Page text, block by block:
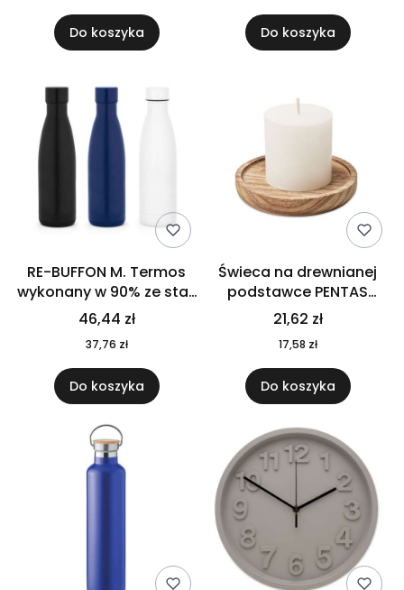
Do koszyka Do koszyka
RE-BUFFON M. Termos
wykonany w 90% ze stali
nierdzewnej
pochodzącej z
recyklingu 520 ml 94294
46,44 zł
37,76 zł
Do koszyka
Świeca na drewnianej
podstawce PENTAS
MO6282-40
21,62 zł
17,58 zł
Do koszyka